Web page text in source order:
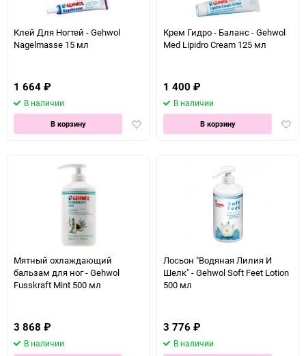
Клей Для Ногтей - Gehwol
Nagelmasse 15 мл
1 664 ₽
В наличии
Добавить
В корзину
Крем Гидро - Баланс - Gehwol
Med Lipidro Cream 125 мл
1 400 ₽
В наличии
В корзину
Мятный охлаждающий
бальзам для ног - Gehwol
Fusskraft Mint 500 мл
3 868 ₽
В наличии
Лосьон "Водяная Лилия И
Шелк" - Gehwol Soft Feet Lotion
500 мл
3 776 ₽
В наличии